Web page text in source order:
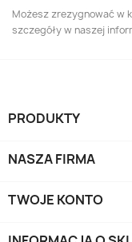
Możesz zrezygnować w
szczegóły w naszej
PRODUKTY
NASZA FIRMA
TWOJE KONTO